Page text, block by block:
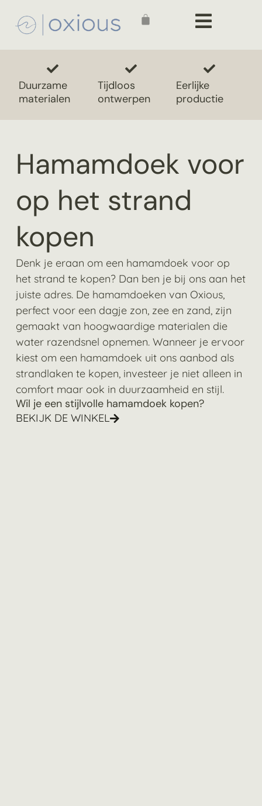
Duurzame
materialen
Tijdloos
ontwerpen
Eerlijke
productie
Hamamdoek voor
op het strand
kopen
Denk je eraan om een hamamdoek voor op
het strand te kopen? Dan ben je bij ons aan het
juiste adres. De hamamdoeken van Oxious,
perfect voor een dagje zon, zee en zand, zijn
gemaakt van hoogwaardige materialen die
water razendsnel opnemen. Wanneer je ervoor
kiest om een hamamdoek uit ons aanbod als
strandlaken te kopen, investeer je niet alleen in
comfort maar ook in duurzaamheid en stijl.
Wil je een stijlvolle hamamdoek kopen?
BEKIJK DE WINKEL